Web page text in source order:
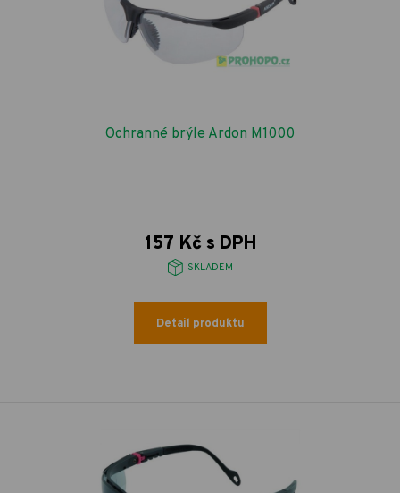
Ochranné brýle Ardon M1000
157 Kč s DPH
SKLADEM
Detail produktu